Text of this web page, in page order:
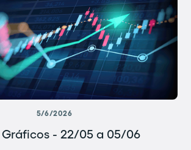
5/6/2026
- 22/05 a 05/06